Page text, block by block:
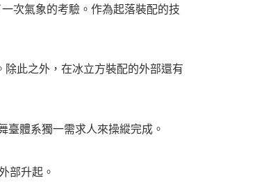
次氣象的考驗。作為起落裝配的技
此之外，在冰立方裝配的外部還有
體系獨一需求人來操縱完成。
部升起。